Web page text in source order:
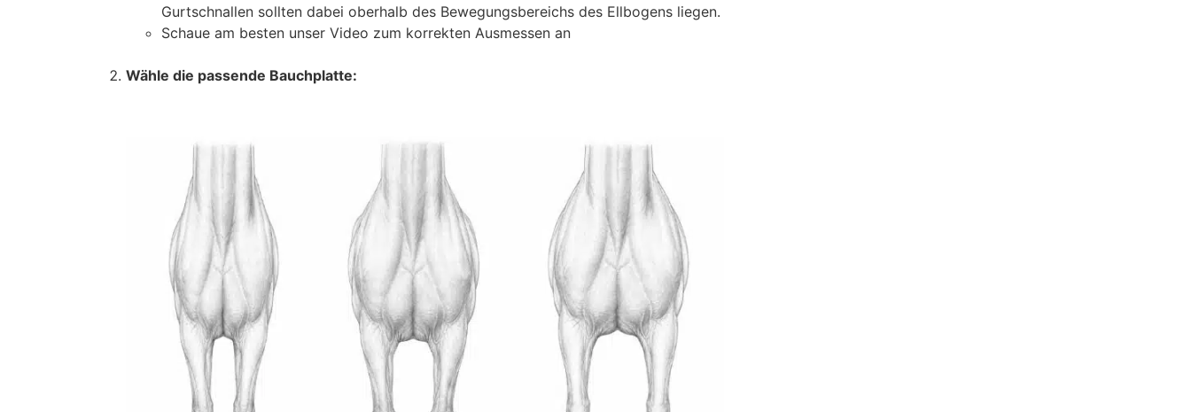
Gurtschnallen sollten dabei oberhalb des Bewegungsbereichs des Ellbogens liegen.
Schaue am besten unser Video zum korrekten Ausmessen an
Wähle die passende Bauchplatte: